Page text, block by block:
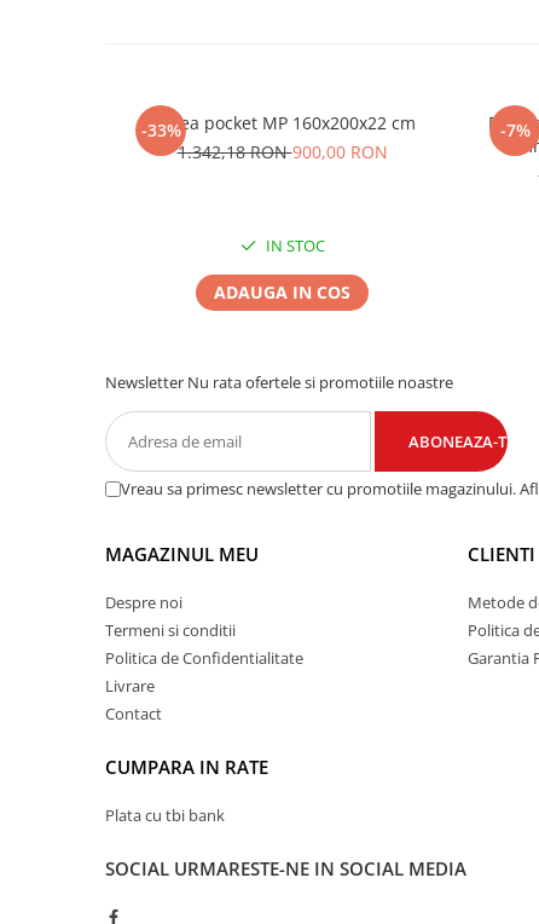
-33%
Saltea pocket MP 160x200x22 cm
1.342,18 RON900,00 RON
IN STOC
ADAUGA IN COS
-7%
Pat
Newsletter Nu rata ofertele si promotiile noastre
Vreau sa primesc newsletter cu promotiile magazinului.
MAGAZINUL MEU
Despre noi
Termeni si conditii
Politica de Confidentialitate
Livrare
Contact
CUMPARA IN RATE
Plata cu tbi bank
CLIENTI
Metode
Politica
Garantia
SOCIAL URMARESTE-NE IN SOCIAL MEDIA